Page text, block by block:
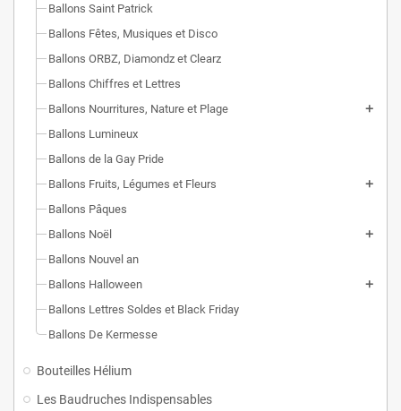
Ballons Saint Patrick
Ballons Fêtes, Musiques et Disco
Ballons ORBZ, Diamondz et Clearz
Ballons Chiffres et Lettres
Ballons Nourritures, Nature et Plage
Ballons Lumineux
Ballons de la Gay Pride
Ballons Fruits, Légumes et Fleurs
Ballons Pâques
Ballons Noël
Ballons Nouvel an
Ballons Halloween
Ballons Lettres Soldes et Black Friday
Ballons De Kermesse
Bouteilles Hélium
Les Baudruches Indispensables